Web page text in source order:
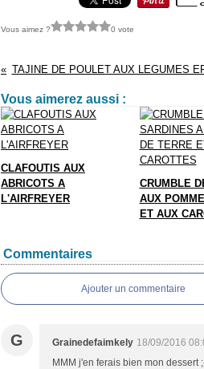
Vous aimez ? 0 vote
TAJINE DE POULET AUX LEGUMES
Vous aimerez aussi :
CLAFOUTIS AUX
ABRICOTS A
L'AIRFREYER
CRUMBLE
AUX
ET AUX
Commentaires
Ajouter un commentaire
G Grainedefaimkely 18/09/2016
MMM j'en ferais bien mon dessert